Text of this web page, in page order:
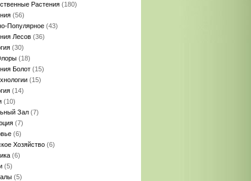
Растения (180)
(56)
Популярное (43)
Лесов (36)
(30)
(18)
Болот (15)
(15)
(14)
(10)
Зал (7)
(7)
(6)
Хозяйство (6)
(6)
(5)
(5)